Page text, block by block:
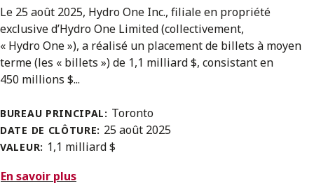
Le 25 août 2025, Hydro One Inc., filiale en propriété
exclusive d’Hydro One Limited (collectivement,
« Hydro One »), a réalisé un placement de billets à moyen
terme (les « billets ») de 1,1 milliard $, consistant en
450 millions $...
BUREAU PRINCIPAL: Toronto
DATE DE CLÔTURE: 25 août 2025
VALEUR: 1,1 milliard $
En savoir plus